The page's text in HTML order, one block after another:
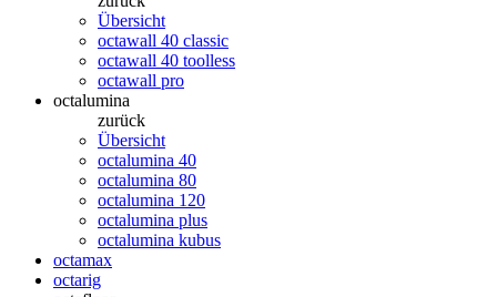
Übersicht
octawall 40 classic
octawall 40 toolless
octawall pro
octalumina
zurück
Übersicht
octalumina 40
octalumina 80
octalumina 120
octalumina plus
octalumina kubus
octamax
octarig